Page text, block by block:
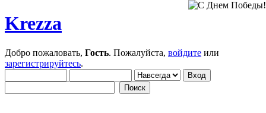
Krezza
Добро пожаловать, Гость. Пожалуйста, войдите или
зарегистрируйтесь.